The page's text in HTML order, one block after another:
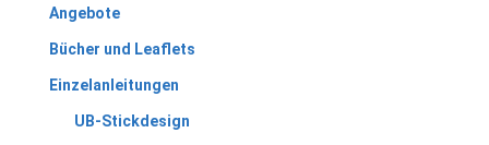
Angebote
Bücher und Leaflets
Einzelanleitungen
UB-Stickdesign